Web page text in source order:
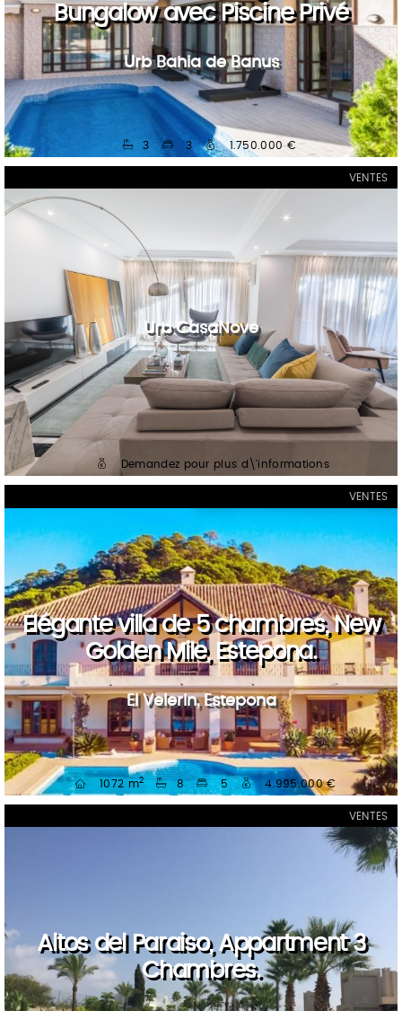
Bungalow avec Piscine Privé
Urb Bahia de Banus
3 3 1.750.000 €
VENTES
Urb CasaNove
Demandez pour plus d\'informations
VENTES
Elégante villa de 5 chambres, New
Golden Mile, Estepona.
El Velerin, Estepona
1072 m2 8 5 4.995.000 €
VENTES
Altos del Paraiso, Appartment 3
Chambres.